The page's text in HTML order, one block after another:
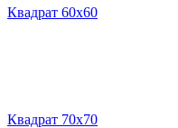
Квадрат 60х60
Квадрат 70х70